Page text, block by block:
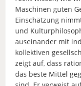
Maschinen guten
Einschätzung
und
auseinander mit
kollektiven
zeigt auf, dass
das beste Mittel